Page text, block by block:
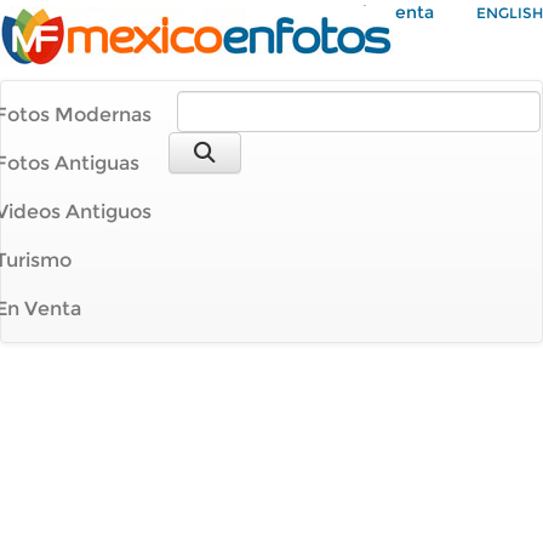
Mi Cuenta ENGLISH
Modernas
Antiguas
Antiguos
Venta